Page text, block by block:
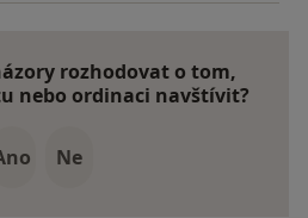
rozhodovat o tom,
nebo ordinaci navštívit?
Ne